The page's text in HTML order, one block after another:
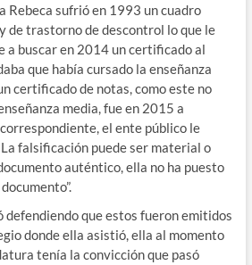
Rebeca sufrió en 1993 un cuadro
de trastorno de descontrol lo que le
a buscar en 2014 un certificado al
que había cursado la enseñanza
certificado de notas, como este no
media, fue en 2015 a
el ente público le
falsificación puede ser material o
auténtico, ella no ha puesto
defendiendo que estos fueron emitidos
donde ella asistió, ella al momento
tenía la convicción que pasó